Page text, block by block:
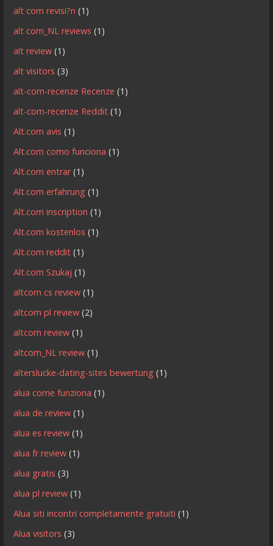
alt com revisi?n (1)
alt com_NL reviews (1)
alt review (1)
alt visitors (3)
alt-com-recenze Recenze (1)
alt-com-recenze Reddit (1)
Alt.com avis (1)
Alt.com como funciona (1)
Alt.com entrar(1)
Alt.com erfahrung (1)
Alt.com inscription (1)
Alt.com kostenlos (1)
Alt.com reddit (1)
Alt.com Szukaj (1)
altcom cs review (1)
altcom pl review (2)
altcom review (1)
altcom_NL review (1)
alterslucke-dating-sites bewertung (1)
alua come funziona (1)
alua de review (1)
alua es review (1)
alua fr review (1)
alua gratis (3)
alua pl review (1)
Alua siti incontri completamente gratuiti (1)
Alua visitors (3)